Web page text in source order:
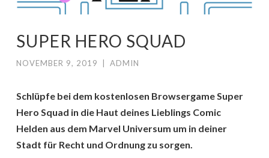
SUPER HERO SQUAD
NOVEMBER 9, 2019 ADMIN
Schlüpfe bei dem kostenlosen Browsergame Super
Hero Squad in die Haut deines Lieblings Comic
Helden aus dem Marvel Universum um in deiner
Stadt für Recht und Ordnung zu sorgen.